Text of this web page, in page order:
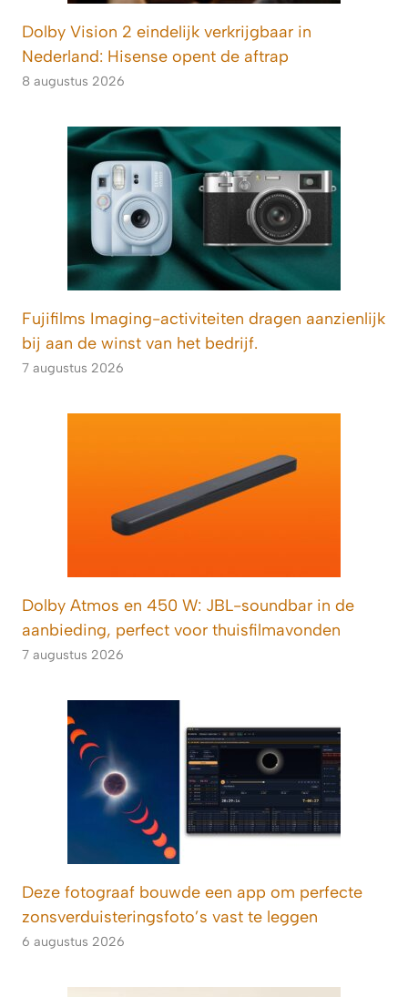
Dolby Vision 2 eindelijk verkrijgbaar in
Nederland: Hisense opent de aftrap
8 augustus 2026
Fujifilms Imaging-activiteiten dragen aanzienlijk
bij aan de winst van het bedrijf.
7 augustus 2026
Dolby Atmos en 450 W: JBL-soundbar in de
aanbieding, perfect voor thuisfilmavonden
7 augustus 2026
Deze fotograaf bouwde een app om perfecte
zonsverduisteringsfoto’s vast te leggen
6 augustus 2026